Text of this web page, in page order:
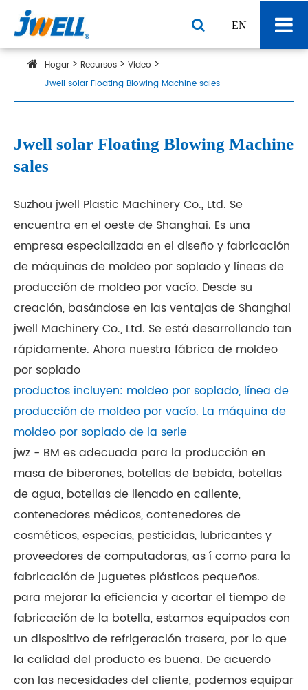
EN
Hogar Recursos
Video
Jwell solar Floating Blowing Machine sales
Jwell solar Floating Blowing Machine
sales
Suzhou jwell Plastic Machinery Co., Ltd. Se
encuentra en el oeste de Shanghai. Es una
empresa especializada en el diseño y fabricación
de máquinas de moldeo por soplado y líneas de
producción de moldeo por vacío. Desde su
creación, basándose en las ventajas de Shanghai
jwell Machinery Co., Ltd. Se está desarrollando tan
rápidamente. Ahora nuestra fábrica de moldeo
por soplado
productos incluyen: moldeo por soplado, línea de
producción de moldeo por vacío. La máquina de
moldeo por soplado de la serie
jwz - BM es adecuada para la producción en
masa de biberones, botellas de bebida, botellas
de agua, botellas de llenado en caliente,
contenedores médicos, contenedores de
cosméticos, especias, pesticidas, lubricantes y
proveedores de computadoras, as í como para la
fabricación de juguetes plásticos pequeños.
para mejorar la eficiencia y acortar el tiempo de
fabricación de la botella, estamos equipados con
un dispositivo de refrigeración trasera, por lo que
la calidad del producto es buena. De acuerdo
con las necesidades del cliente, podemos equipar